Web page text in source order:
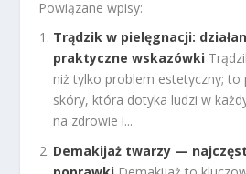
Powiązane wpisy:
Trądzik w pielęgnacji:
praktyczne wskazówki
niż tylko problem estetyczny; to
skóry, która dotyka ludzi w
na zdrowie i...
Demakijaż twarzy —